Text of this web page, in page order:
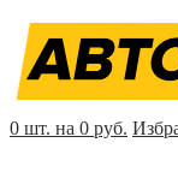
0 шт. на 0 руб.